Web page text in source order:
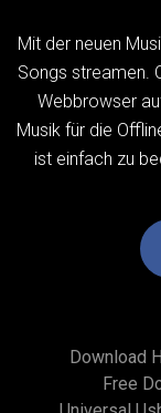
Mit der neuen
Songs streamen.
Webbrowser
Musik für die
ist einfach zu
Download
Free